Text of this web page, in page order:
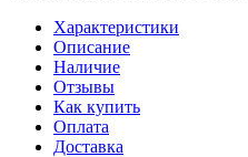
Характеристики
Описание
Наличие
Отзывы
Как купить
Оплата
Доставка